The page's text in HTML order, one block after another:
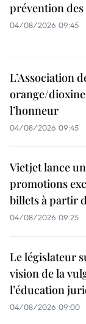
prévention
04/08/2026 09:45
L’Association
orange/
l’honneur
04/08/2026 09:45
Vietjet lance
promotions
billets à partir
04/08/2026 09:25
Le législateur
vision de la
l’éducation
04/08/2026 09:00